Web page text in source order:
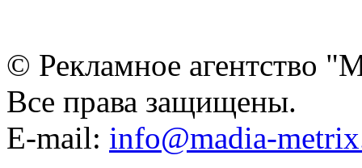
© Рекламное агентство
Все права защищены.
E-mail: info@madia-